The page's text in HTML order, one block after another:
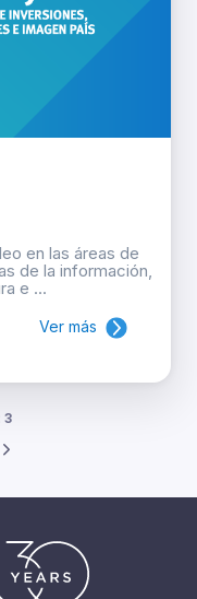
en las áreas de
de la información,
e ...
Ver más
3